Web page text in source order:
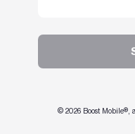
© 2026 Boost Mobile®,